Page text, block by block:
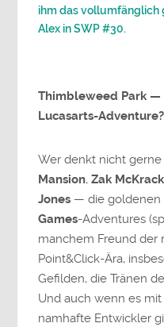
ihm das vollumfänglich
Alex in SWP #30.
Thimbleweed Park —
Lucasarts-Adventure?
Wer denkt nicht gerne
Mansion,Zak
Jones — die goldenen
Games-Adventures
manchem Freund der
Point&Click-Ära,
Gefilden, die Tränen
Und auch wenn es mit
namhafte Entwickler